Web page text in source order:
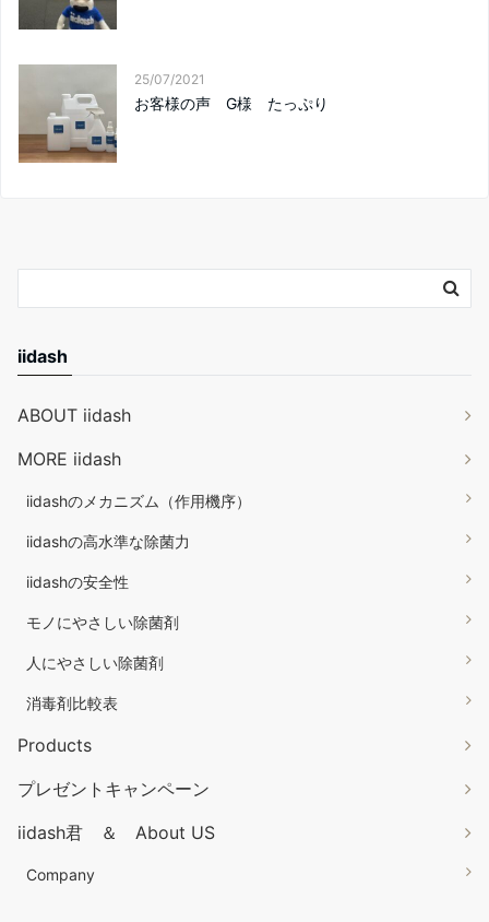
25/07/2021
お客様の声 G様 たっぷり
iidash
ABOUT iidash
MORE iidash
iidashのメカニズム（作用機序）
iidashの高水準な除菌力
iidashの安全性
モノにやさしい除菌剤
人にやさしい除菌剤
消毒剤比較表
Products
プレゼントキャンペーン
iidash君 ＆ About US
Company